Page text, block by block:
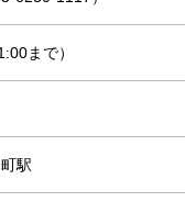
まで）
駅